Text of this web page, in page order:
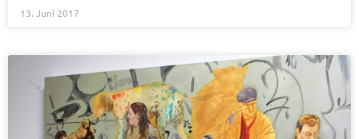
13. Juni 2017